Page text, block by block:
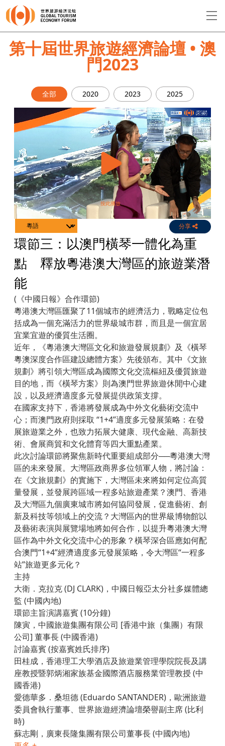
EN 繁 简
關於論壇
論壇議程
演講者
第十屆世界旅遊經濟論壇 • 澳
門2023
全部 2020 2023 2025
Channels 分享
環節三：以澳門橫琴一體化為重
點 釋放粵港澳大灣區的旅遊業潛
能
(《中國日報》合作環節)
粵港澳大灣區匯聚了11個城市的經濟活力，戰略定位包
括成為一個充滿活力的世界級城市群，而且是一個宜居
宜業宜遊的優質生活圈。
近年，《粵港澳大灣區文化和旅遊發展規劃》及《橫琴
粵澳深度合作區建設總體方案》先後頒布。其中《文旅
規劃》將引領大灣區成為國際文化交流樞紐及優質旅遊
目的地，而《橫琴方案》則為澳門世界旅遊休閒中心建
設，以及經濟適度多元發展提供政策支撐。
在國家支持下，香港將發展成為中外文化藝術交流中
心；而澳門政府則採取 “1+4”適度多元發展策略：在發
展旅遊業之外，也致力拓展大健康、現代金融、高新技
術、會展商貿和文化體育等四大重點產業。
此次討論環節將聚焦新時代重要組成部分──粵港澳大灣
區的未來發展。大灣區政商界多位領軍人物，將討論：
在《文旅規劃》的實施下，大灣區未來將如何定位高質
量發展，並發展跨區域一程多站旅遊產業？澳門、香港
及大灣區九個廣東城市將如何協同發展，促進藝術、創
新及科技等領域上的交流？大灣區內的世界級博物館以
及藝術表演與展覽場地將如何合作，以提升粵港澳大灣
區作為中外文化交流中心的形象？橫琴深合區應如何配
合澳門“1+4”經濟適度多元發展策略，令大灣區“一程多
站”旅遊更多元化？
主持
大衛．克拉克 (DJ CLARK)，中國日報亞太分社多媒體總
監 (中國內地)
環節主旨演講嘉賓 (10分鐘)
陳寅，中國旅遊集團有限公司 [香港中旅（集團）有限
公司] 董事長 (中國香港)
討論嘉賓 (按嘉賓姓氏排序)
田桂成，香港理工大學酒店及旅遊業管理學院院長及講
座教授暨郭炳湘家族基金國際酒店服務業管理教授 (中
國香港)
愛德華多．桑坦德 (Eduardo SANTANDER)，歐洲旅遊
委員會執行董事、世界旅遊經濟論壇榮譽副主席 (比利
時)
蘇志剛，廣東長隆集團有限公司董事長 (中國內地)